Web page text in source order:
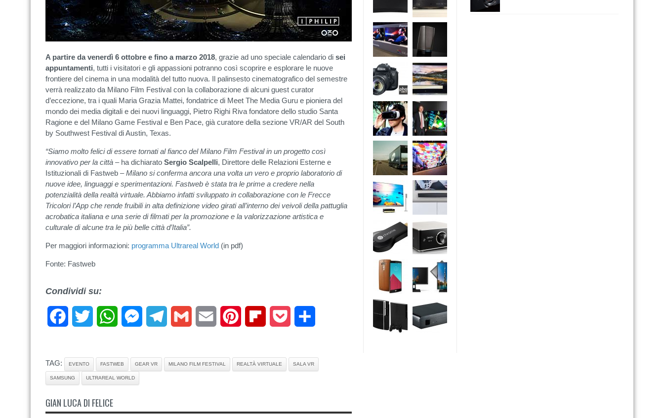
A partire da venerdì 6 ottobre e fino a marzo 2018, grazie ad uno speciale calendario di sei
appuntamenti, tutti i visitatori e gli appassioni potranno così scoprire e esplorare le nuove
frontiere del cinema in una modalità del tutto nuova. Il palinsesto cinematografico del semestre
verrà realizzato da Milano Film Festival con la collaborazione di alcuni guest curator
d’eccezione, tra i quali Maria Grazia Mattei, fondatrice di Meet The Media Guru e pioniera del
mondo dei media digitali e dei nuovi linguaggi, Pietro Righi Riva fondatore dello studio Santa
Ragione e del Milano Game Festival e Ben Pace, già curatore della sezione VR/AR del South
by Southwest Festival di Austin, Texas.
“Siamo molto felici di essere tornati al fianco del Milano Film Festival in un progetto così
innovativo per la città – ha dichiarato Sergio Scalpelli, Direttore delle Relazioni Esterne e
Istituzionali di Fastweb –Milano si conferma ancora una volta un vero e proprio laboratorio di
nuove idee, linguaggi e sperimentazioni. Fastweb è stata tra le prime a credere nella
potenzialità della realtà virtuale. Abbiamo infatti sviluppato in collaborazione con le Frecce
Tricolori l’App che rende fruibili in alta definizione video girati all’interno dei veivoli della pattuglia
acrobatica italiana e una serie di filmati per la promozione e la valorizzazione artistica e
culturale di alcune tra le più belle città d’Italia”.
Per maggiori informazioni: programma Ultrareal World (in pdf)
Fonte: Fastweb
Condividi su:
FacebookTwitter WhatsAppMessengerTelegramGmail Email Pinterest FlipboardPocket
TAG: EVENTO FASTWEB GEAR VR MILANO FILM FESTIVAL REALTÀ VIRTUALE SALA VR
SAMSUNG ULTRAREAL WORLD
GIAN LUCA DI FELICE